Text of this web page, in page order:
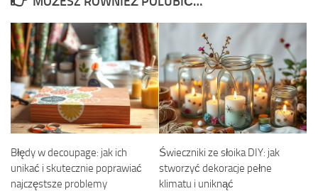
Błędy w decoupage: jak ich
unikać i skutecznie poprawiać
najczęstsze problemy
Świeczniki ze słoika DIY: jak
stworzyć dekoracje pełne
klimatu i uniknąć